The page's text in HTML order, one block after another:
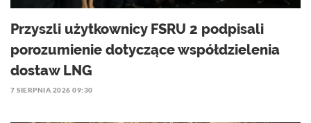
Przyszli użytkownicy FSRU 2 podpisali
porozumienie dotyczące współdzielenia
dostaw LNG
7 SIERPNIA 2026 09:30